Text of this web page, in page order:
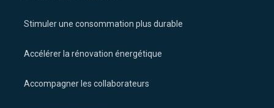
Stimuler une consommation plus durable
Accélérer la rénovation énergétique
Accompagner les collaborateurs